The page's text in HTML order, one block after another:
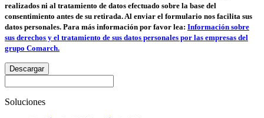
realizados ni al tratamiento de datos efectuado sobre la base del
consentimiento antes de su retirada. Al enviar el formulario nos facilita sus
datos personales. Para más información por favor lea: Información sobre
sus derechos y el tratamiento de sus datos personales por las empresas del
grupo Comarch.
Descargar
Soluciones